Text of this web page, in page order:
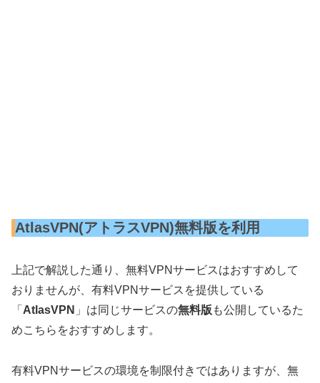
AtlasVPN(アトラスVPN)無料版を利用
上記で解説した通り、無料VPNサービスはおすすめして
おりませんが、有料VPNサービスを提供している
「 AtlasVPN 」は同じサービスの無料版 も公開しているた
めこちらをおすすめします。
有料VPNサービスの環境を制限付きではありますが、無